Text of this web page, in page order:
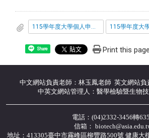
115學年度大學個人申請入學面試時間表_醫檢組0514更新.pdf
Share Print this page
中文網站負責老師：林玉鳳老師 英文網站
中英文網站管理人：醫學檢驗暨生物
電話：(04)2332-3456轉
信箱：
地址：413305臺中市霧峰區柳豐路500號 健康大